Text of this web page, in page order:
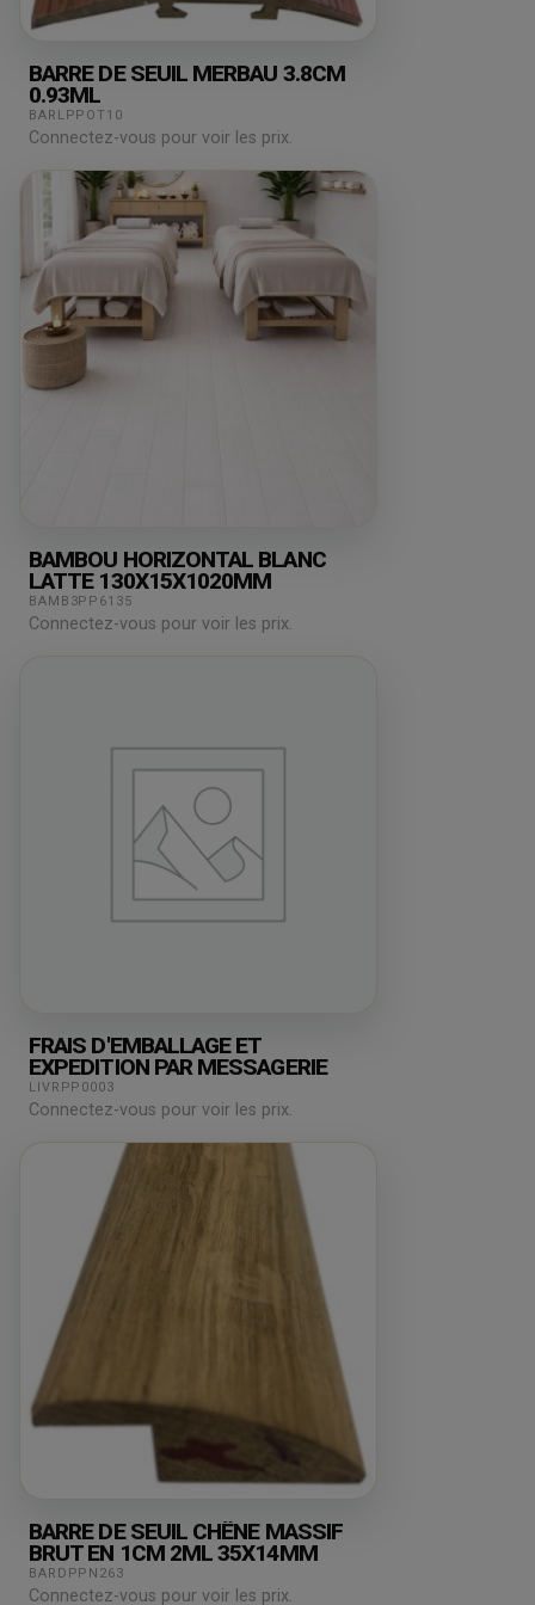
BARRE DE SEUIL MERBAU 3.8CM
0.93ML
BARLPPOT10
Connectez-vous pour voir les prix.
BAMBOU HORIZONTAL BLANC
LATTE 130X15X1020MM
BAMB3PP6135
Connectez-vous pour voir les prix.
FRAIS D'EMBALLAGE ET
EXPEDITION PAR MESSAGERIE
LIVRPP0003
Connectez-vous pour voir les prix.
BARRE DE SEUIL CHÊNE MASSIF
BRUT EN 1CM 2ML 35X14MM
BARDPPN263
Connectez-vous pour voir les prix.